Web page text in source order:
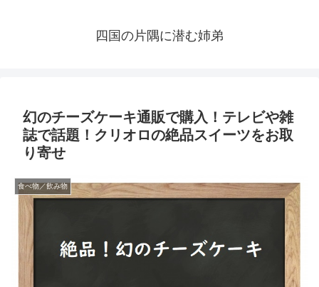
四国の片隅に潜む姉弟
幻のチーズケーキ通販で購入！テレビや雑
誌で話題！クリオロの絶品スイーツをお取
り寄せ
食べ物／飲み物